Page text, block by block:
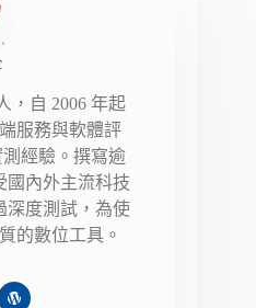
，自 2006 年起
服務與軟體評
經驗。撰寫逾
國內外主流科技
深度測試，為使
的數位工具。